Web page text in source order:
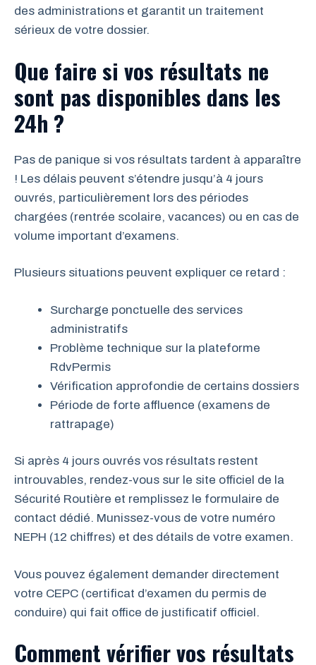
des administrations et garantit un traitement
sérieux de votre dossier.
Que faire si vos résultats ne
sont pas disponibles dans les
24h ?
Pas de panique si vos résultats tardent à apparaître
! Les délais peuvent s’étendre jusqu’à 4 jours
ouvrés, particulièrement lors des périodes
chargées (rentrée scolaire, vacances) ou en cas de
volume important d’examens.
Plusieurs situations peuvent expliquer ce retard :
Surcharge ponctuelle des services
administratifs
Problème technique sur la plateforme
RdvPermis
Vérification approfondie de certains dossiers
Période de forte affluence (examens de
rattrapage)
Si après 4 jours ouvrés vos résultats restent
introuvables, rendez-vous sur le site officiel de la
Sécurité Routière et remplissez le formulaire de
contact dédié. Munissez-vous de votre numéro
NEPH (12 chiffres) et des détails de votre examen.
Vous pouvez également demander directement
votre CEPC (certificat d’examen du permis de
conduire) qui fait office de justificatif officiel.
Comment vérifier vos résultats